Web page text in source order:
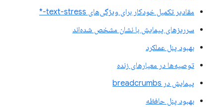
مقادیر تکمیل خودکار برای ویژگی‌های text-stress-*
سرریزهای پیمایش با نشان مشخص شده‌اند
بهبود پنل عملکرد
توصیه‌ها در معیارهای زنده
پیمایش در breadcrumbs
بهبود پنل حافظه